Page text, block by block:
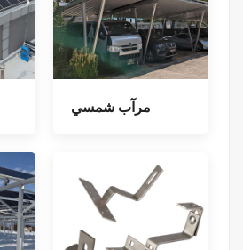
مرآب شمسي